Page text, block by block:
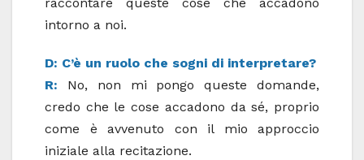
raccontare queste cose che accadono
intorno a noi.
D: C’è un ruolo che sogni di interpretare?
R: No, non mi pongo queste domande,
credo che le cose accadono da sé, proprio
come è avvenuto con il mio approccio
iniziale alla recitazione.